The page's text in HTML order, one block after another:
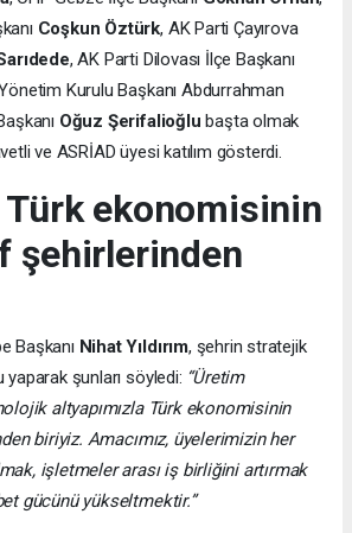
Coşkun Öztürk, AK Parti Çayırova
, AK Parti Dilovası İlçe Başkanı
Kurulu Başkanı Abdurrahman
Oğuz Şerifalioğlu başta olmak
ve ASRİAD üyesi katılım gösterdi.
Türk ekonomisinin
şehirlerinden
Başkanı Nihat Yıldırım, şehrin stratejik
şunları söyledi: “Üretim
altyapımızla Türk ekonomisinin
biriyiz. Amacımız, üyelerimizin her
işletmeler arası iş birliğini artırmak
gücünü yükseltmektir.”